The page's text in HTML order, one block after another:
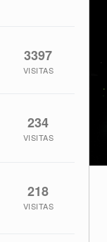
3397
VISITAS
234
VISITAS
218
VISITAS